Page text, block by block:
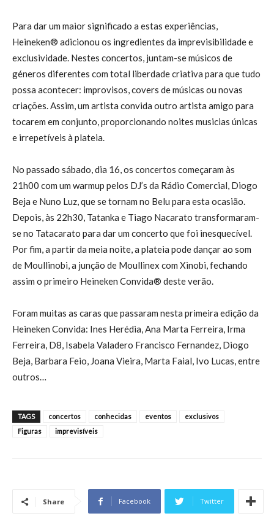
Para dar um maior significado a estas experiências,
Heineken® adicionou os ingredientes da imprevisibilidade e
exclusividade. Nestes concertos, juntam-se músicos de
géneros diferentes com total liberdade criativa para que tudo
possa acontecer: improvisos, covers de músicas ou novas
criações. Assim, um artista convida outro artista amigo para
tocarem em conjunto, proporcionando noites musicias únicas
e irrepetíveis à plateia.
No passado sábado, dia 16, os concertos começaram às
21h00 com um warmup pelos DJ’s da Rádio Comercial, Diogo
Beja e Nuno Luz, que se tornam no Belu para esta ocasião.
Depois, às 22h30, Tatanka e Tiago Nacarato transformaram-
se no Tatacarato para dar um concerto que foi inesquecível.
Por fim, a partir da meia noite, a plateia pode dançar ao som
de Moullinobi, a junção de Moullinex com Xinobi, fechando
assim o primeiro Heineken Convida® deste verão.
Foram muitas as caras que passaram nesta primeira edição da
Heineken Convida: Ines Herédia, Ana Marta Ferreira, Irma
Ferreira, D8, Isabela Valadero Francisco Fernandez, Diogo
Beja, Barbara Feio, Joana Vieira, Marta Faial, Ivo Lucas, entre
outros…
TAGS concertos conhecidas eventos
exclusivos
Figuras
imprevisíveis
Share Facebook Twitter